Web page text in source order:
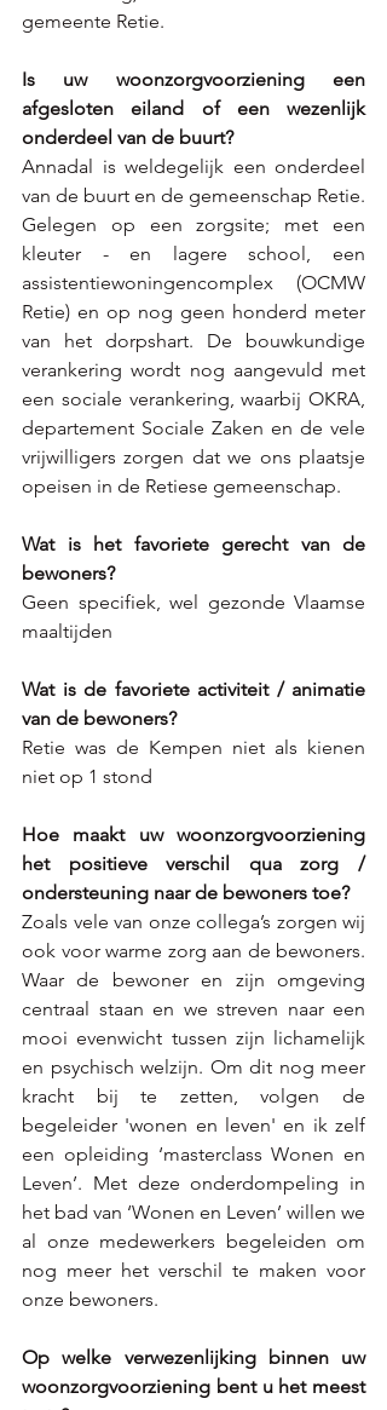
gemeente Retie.
Is uw woonzorgvoorziening een
afgesloten eiland of een wezenlijk
onderdeel van de buurt?
Annadal is weldegelijk een onderdeel
van de buurt en de gemeenschap Retie.
Gelegen op een zorgsite; met een
kleuter - en lagere school, een
assistentiewoningencomplex (OCMW
Retie) en op nog geen honderd meter
van het dorpshart. De bouwkundige
verankering wordt nog aangevuld met
een sociale verankering, waarbij OKRA,
departement Sociale Zaken en de vele
vrijwilligers zorgen dat we ons plaatsje
opeisen in de Retiese gemeenschap.
Wat is het favoriete gerecht van de
bewoners?
Geen specifiek, wel gezonde Vlaamse
maaltijden
Wat is de favoriete activiteit / animatie
van de bewoners?
Retie was de Kempen niet als kienen
niet op 1 stond
Hoe maakt uw woonzorgvoorziening
het positieve verschil qua zorg /
ondersteuning naar de bewoners toe?
Zoals vele van onze collega’s zorgen wij
ook voor warme zorg aan de bewoners.
Waar de bewoner en zijn omgeving
centraal staan en we streven naar een
mooi evenwicht tussen zijn lichamelijk
en psychisch welzijn. Om dit nog meer
kracht bij te zetten, volgen de
begeleider 'wonen en leven' en ik zelf
een opleiding ‘masterclass Wonen en
Leven’. Met deze onderdompeling in
het bad van ‘Wonen en Leven’ willen we
al onze medewerkers begeleiden om
nog meer het verschil te maken voor
onze bewoners.
Op welke verwezenlijking binnen uw
woonzorgvoorziening bent u het meest